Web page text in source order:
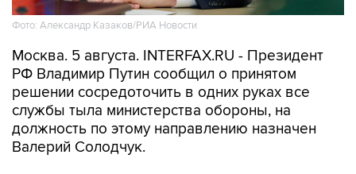
Москва. 5 августа. INTERFAX.RU - Президент
решении сосредоточить в одних руках все
службы тыла министерства обороны, на
должность по этому направлению назначен
Валерий Солодчук.
"По предложению министра обороны принято